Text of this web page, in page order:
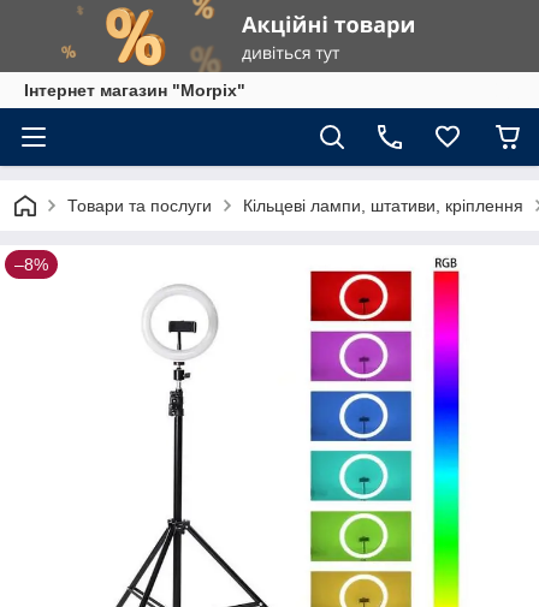
Інтернет магазин "Morpix"
Товари та послуги Кільцеві лампи, штативи, кріплення
–8%